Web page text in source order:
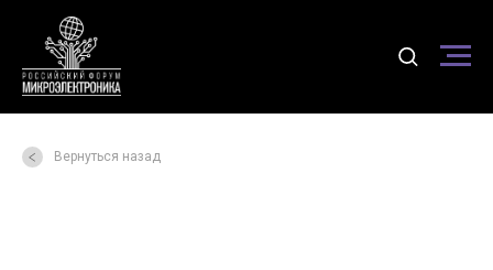
Вернуться назад